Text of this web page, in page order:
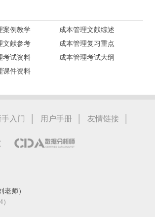
案例教学
成本管理文献综述
文献参考
成本管理复习重点
考试资料
成本管理考试大纲
课件资料
手入门 | 用户手册 | 友情链接 |
老师）